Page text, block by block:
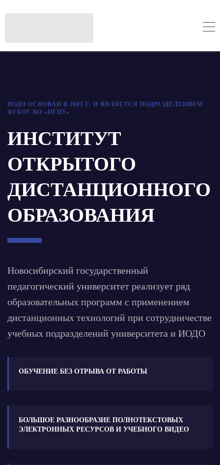
ИОДО ОСНОВАН В 2005 Г. И ЯВЛЯЕТСЯ ПОДРАЗДЕЛЕНИЕМ
ФГБОУ ВО «НГПУ»
ИНСТИТУТ
ОТКРЫТОГО
ДИСТАНЦИОННОГО
ОБРАЗОВАНИЯ
Новосибирский государственный
педагогический университет реализует ряд
образовательных программ с применением
дистанционных технологий при сотрудничестве
учебных подразделений университета и ИОДО
ОБУЧЕНИЕ БЕЗ ОТРЫВА ОТ РАБОТЫ
БОЛЬШОЕ РАЗНООБРАЗИЕ ПОЛНОТЕКСТОВЫХ
ЭЛЕКТРОННЫХ РЕСУРСОВ И УЧЕБНОГО ВИДЕО